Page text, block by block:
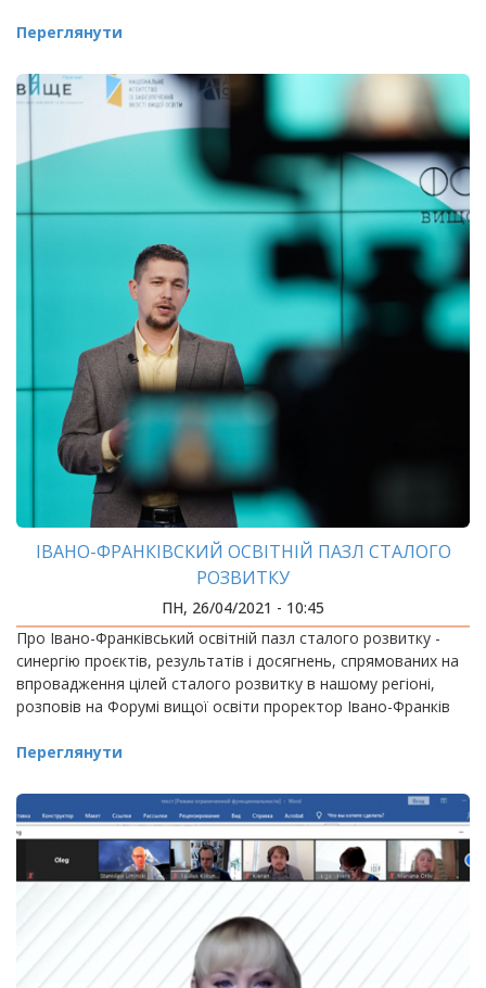
Переглянути
ІВАНО-ФРАНКІВСКИЙ ОСВІТНІЙ ПАЗЛ СТАЛОГО
РОЗВИТКУ
ПН, 26/04/2021 - 10:45
Про Івано-Франківський освітній пазл сталого розвитку -
синергію проєктів, результатів і досягнень, спрямованих на
впровадження цілей сталого розвитку в нашому регіоні,
розповів на Форумі вищої освіти проректор Івано-Франків
Переглянути